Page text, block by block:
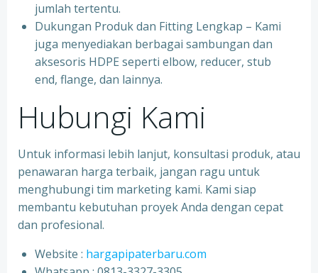
jumlah tertentu.
Dukungan Produk dan Fitting Lengkap – Kami
juga menyediakan berbagai sambungan dan
aksesoris HDPE seperti elbow, reducer, stub
end, flange, dan lainnya.
Hubungi Kami
Untuk informasi lebih lanjut, konsultasi produk, atau
penawaran harga terbaik, jangan ragu untuk
menghubungi tim marketing kami. Kami siap
membantu kebutuhan proyek Anda dengan cepat
dan profesional.
Website : hargapipaterbaru.com